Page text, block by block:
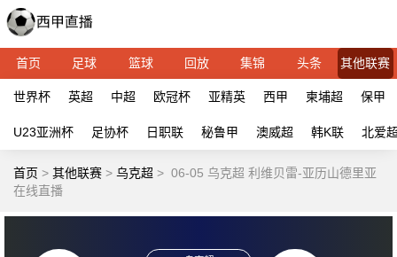
首页 足球 篮球 回放 集锦 头条 其他联赛
世界杯 英超 中超 欧冠杯 亚精英 西甲 柬埔超 保甲
U23亚洲杯 足协杯 日职联 秘鲁甲 澳威超 韩K联 北爱
首页 > 其他联赛 > 乌克超 > 06-05 乌克超 利维贝雷-亚历山德里亚
在线直播